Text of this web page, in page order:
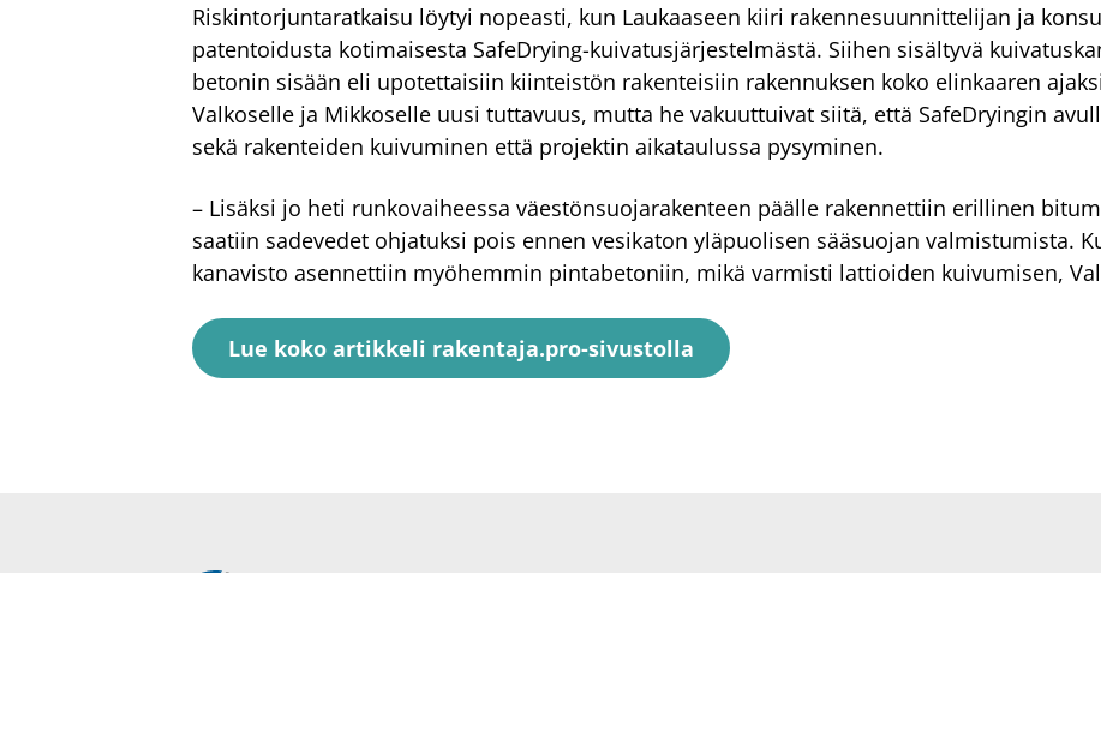
Riskintorjuntaratkaisu löytyi nopeasti, kun Laukaaseen kiiri rakennesuunnittelijan ja
patentoidusta kotimaisesta SafeDrying-kuivatusjärjestelmästä. Siihen sisältyvä
betonin sisään eli upotettaisiin kiinteistön rakenteisiin rakennuksen koko elinkaaren
Valkoselle ja Mikkoselle uusi tuttavuus, mutta he vakuuttuivat siitä, että SafeDryingin
sekä rakenteiden kuivuminen että projektin aikataulussa pysyminen.
– Lisäksi jo heti runkovaiheessa väestönsuojarakenteen päälle rakennettiin erillinen
saatiin sadevedet ohjatuksi pois ennen vesikaton yläpuolisen sääsuojan valmistumista.
kanavisto asennettiin myöhemmin pintabetoniin, mikä varmisti lattioiden kuivumisen,
Lue koko artikkeli rakentaja.pro-sivustolla